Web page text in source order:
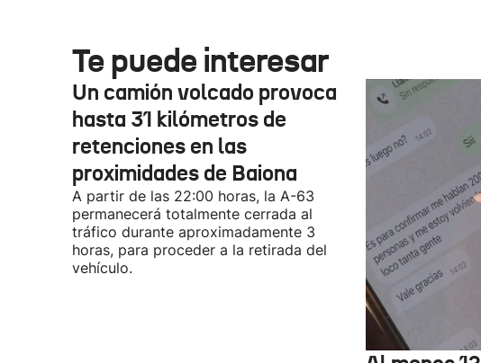
Te puede interesar
Un camión volcado provoca
hasta 31 kilómetros de
retenciones en las
proximidades de Baiona
A partir de las 22:00 horas, la A-63
permanecerá totalmente cerrada al
tráfico durante aproximadamente 3
horas, para proceder a la retirada del
vehículo.